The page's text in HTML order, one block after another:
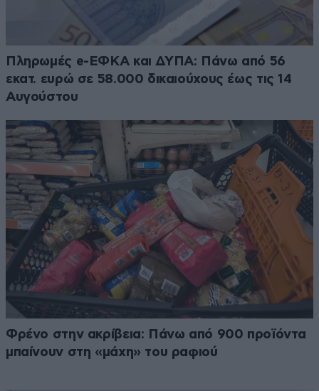
Πληρωμές e-ΕΦΚΑ και ΔΥΠΑ: Πάνω από 56
εκατ. ευρώ σε 58.000 δικαιούχους έως τις 14
Αυγούστου
Φρένο στην ακρίβεια: Πάνω από 900 προϊόντα
μπαίνουν στη «μάχη» του ραφιού